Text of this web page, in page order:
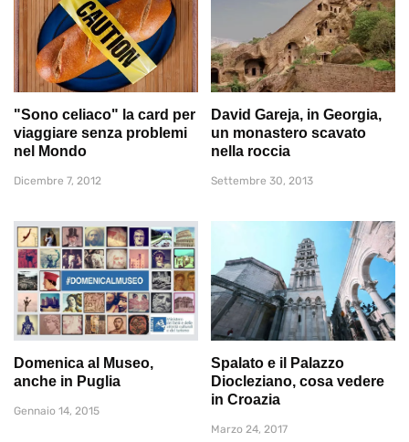
"Sono celiaco" la card per
viaggiare senza problemi
nel Mondo
Dicembre 7, 2012
David Gareja, in Georgia,
un monastero scavato
nella roccia
Settembre 30, 2013
Domenica al Museo,
anche in Puglia
Gennaio 14, 2015
Spalato e il Palazzo
Diocleziano, cosa vedere
in Croazia
Marzo 24, 2017